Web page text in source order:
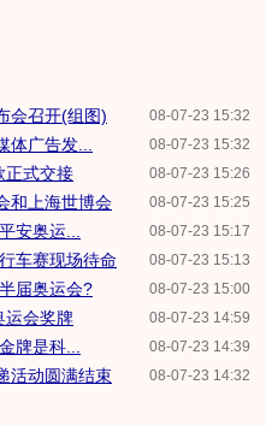
08-07-23 15:32
会召开(组图)
08-07-23 15:32
广告发...
08-07-23 15:26
正式交接
08-07-23 15:25
和上海世博会
08-07-23 15:17
安奥运...
08-07-23 15:13
车赛现场待命
08-07-23 15:00
届奥运会?
08-07-23 14:59
运会奖牌
08-07-23 14:39
牌是科...
08-07-23 14:32
活动圆满结束